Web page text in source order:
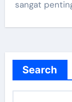
sangat
Search